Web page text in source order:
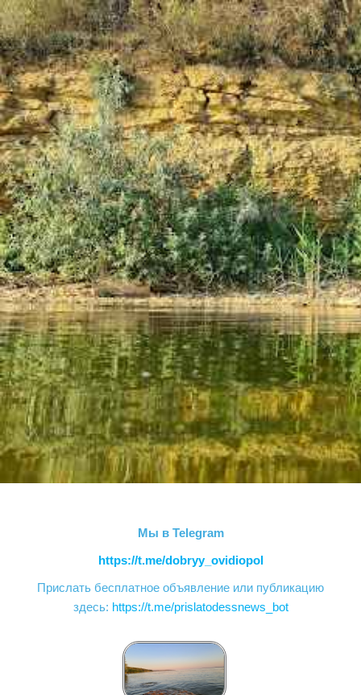
Мы в Telegram
https://t.me/dobryy_ovidiopol
Прислать бесплатное объявление или публикацию
здесь: https://t.me/prislatodessnews_bot